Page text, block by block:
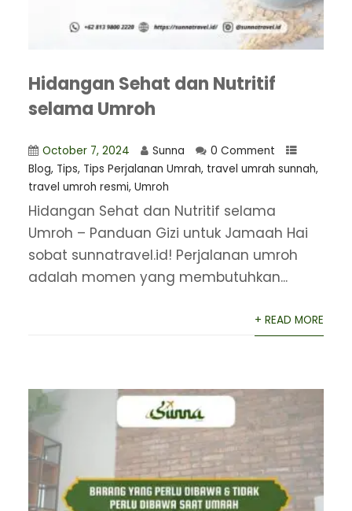
Hidangan Sehat dan Nutritif
selama Umroh
October 7, 2024 Sunna
0 Comment
Blog, Tips, Tips Perjalanan Umrah, travel umrah sunnah,
travel umroh resmi, Umroh
Hidangan Sehat dan Nutritif selama
Umroh – Panduan Gizi untuk Jamaah Hai
sobat sunnatravel.id! Perjalanan umroh
adalah momen yang membutuhkan...
+ READ MORE